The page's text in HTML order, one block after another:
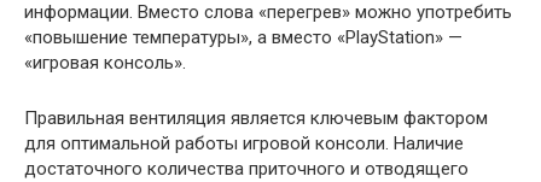
информации. Вместо слова «перегрев» можно употребить
«повышение температуры», а вместо «PlayStation» —
«игровая консоль».
Правильная вентиляция является ключевым фактором
для оптимальной работы игровой консоли. Наличие
достаточного количества приточного и отводящего